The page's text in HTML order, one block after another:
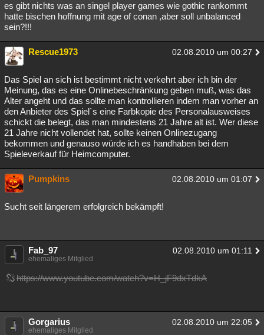
es gibt nichts was an singel player games wie gothic rankommt
hatte bischen hoffnung mit age of conan ,aber soll unbalanced
sein?!!!
Rescue1973 02.08.2010 um 00:27
Das Spiel an sich ist bestimmt nicht verkehrt aber ich bin der
Meinung, das es eine Onlinebeschränkung geben muß, was das
Alter angeht und das sollte man kontrollieren indem man vorher an
den Anbieter des Spiel`s eine Farbkopie des Personalausweises
schickt die belegt, das man mindestens 21 Jahre alt ist. Wer diese
21 Jahre nicht vollendet hat, sollte keinen Onlinezugang
bekommen und genauso würde ich es handhaben bei dem
Spieleverkauf für Heimcomputer.
Pumpkins 02.08.2010 um 01:07
Sucht seit längerem erfolgreich bekämpft!
Fab_97 02.08.2010 um 01:11
ehemaliges Mitglied
https://www.youtube.com/watch?v=H_jF9dxTdkA
Gorgarius 02.08.2010 um 22:05
ehemaliges Mitglied